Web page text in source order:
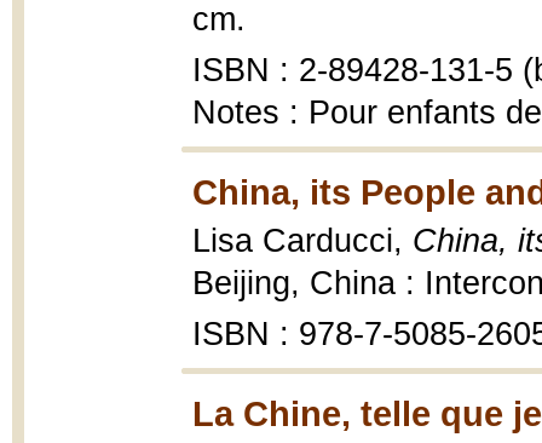
cm.
ISBN : 2-89428-131-5
Notes : Pour enfants
China, its People
Lisa Carducci, China,
Beijing, China :
ISBN : 978-7-5085-
La Chine, telle que